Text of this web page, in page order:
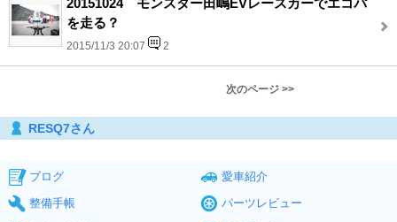
20151024 モンスター田嶋EVレースカーでエコパ
を走る？
2015/11/3 20:07 2
次のページ >>
RESQ7さん
ブログ
愛車紹介
整備手帳
パーツレビュー